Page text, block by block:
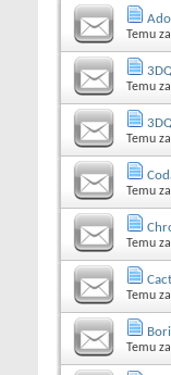
Temu
Temu
Temu
Temu
Temu
Temu
Temu